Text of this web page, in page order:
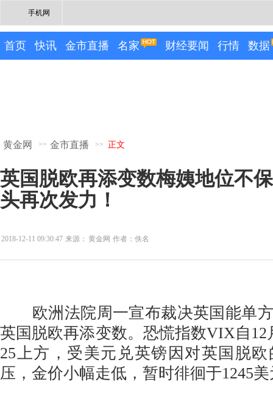
手机网
首页 快讯 金市直播 名家 财经要闻 行情 数据
黄金网 >> 金市直播 >> 正文
英国脱欧再添变数梅姨地位不
头再次发力！
2018-12-11 09:30:47 来源： 黄金网 作者：佚名
欧洲法院周一宣布裁决英国能单方
英国脱欧再添变数。恐慌指数VIX自12
25上方，受美元兑英镑因对英国脱
压，金价小幅走低，暂时徘徊于1245